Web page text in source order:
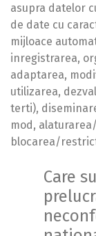
asupra datelor
de date cu
mijloace
inregistrarea,
adaptarea,
utilizarea,
terti),
mod,
blocarea/
Care